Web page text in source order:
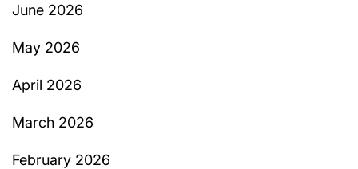
June 2026
May 2026
April 2026
March 2026
February 2026